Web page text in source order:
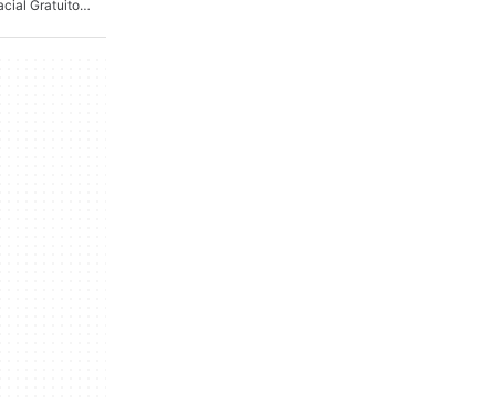
Simulador De Vuelo Espacial Gratuito Para Android